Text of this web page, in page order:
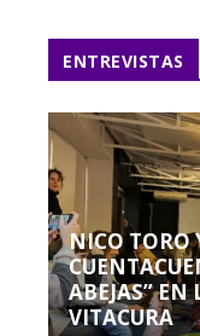
ENTREVISTAS
NICO TORO
ABEJAS” EN
VITACURA